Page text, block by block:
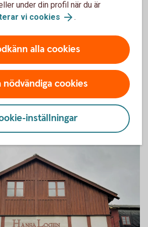
under din profil när du är
vi cookies .
alla cookies
nödvändiga cookies
inställningar